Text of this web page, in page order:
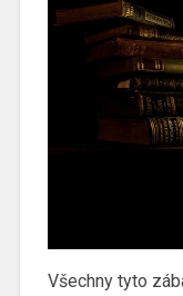
Všechny tyto